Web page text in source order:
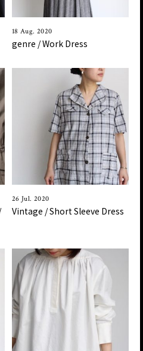
18 Aug. 2020
genre / Work Dress
26 Jul. 2020
Vintage / Short Sleeve Dress